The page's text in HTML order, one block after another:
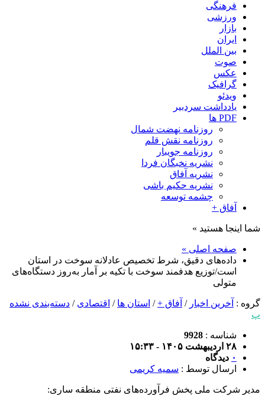
فرهنگی
ورزشی
بازار
ایران
بین الملل
صوت
عکس
گرافیک
ویدئو
یادداشت سردبیر
PDF ها
روزنامه نهضت شمال
روزنامه نقش قلم
روزنامه جویبار
نشریه نخبگان فردا
نشریه آفاق
نشریه حکیم باشی
چشمه توسعه
آفاق +
شما اینجا هستید »
صفحه اصلی »
داده‌های دقیق، شرط تخصیص عادلانه سوخت در استان
است/توزیع هدفمند سوخت با تکیه بر آمار به‌روز دستگاه‌های
متولی
گروه : آخرین اخبار / آفاق +/ استان ها / اقتصادی / دسته‌بندی نشده
پ
شناسه : 9928
۲۸ اردیبهشت ۱۴۰۵ - ۱۵:۳۳
۰ دیدگاه
ارسال توسط : سمیه کریمی
مدیر شرکت ملی پخش فرآورده‌های نفتی منطقه ساری: